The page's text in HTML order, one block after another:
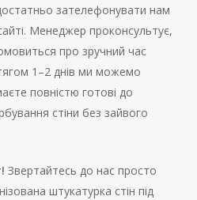
зателефонувати нам
Менеджер проконсультує,
про зручний час
1–2 днів ми можемо
повністю готові до
стіни без зайвого
Звертайтесь до нас просто
штукатурка стін під